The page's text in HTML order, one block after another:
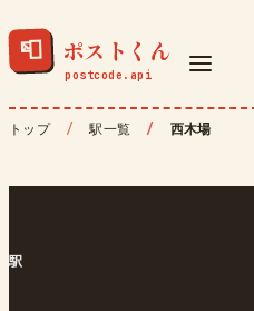
📮 ポストくん
トップ 駅一覧 西木場
駅